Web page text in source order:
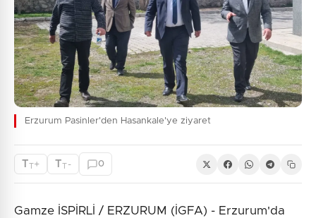
Erzurum Pasinler'den Hasankale'ye ziyaret
TT+ TT - 0
Gamze İSPİRLİ / ERZURUM (İGFA) - Erzurum'da